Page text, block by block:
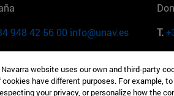
948 42 56 00 info@unav.es
T.
del Cerro Águila 3 28023
España
website uses our own and third-party
have different purposes. For example,
your privacy, or personalize how the